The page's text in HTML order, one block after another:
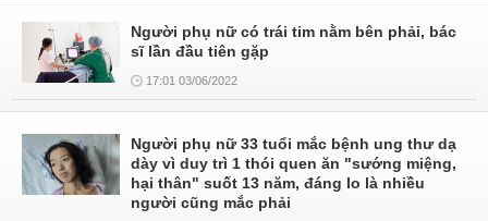
Người phụ nữ có trái tim nằm bên phải, bác
sĩ lần đầu tiên gặp
17:01 03/06/2022
Người phụ nữ 33 tuổi mắc bệnh ung thư dạ
dày vì duy trì 1 thói quen ăn "sướng miệng,
hại thân" suốt 13 năm, đáng lo là nhiều
người cũng mắc phải